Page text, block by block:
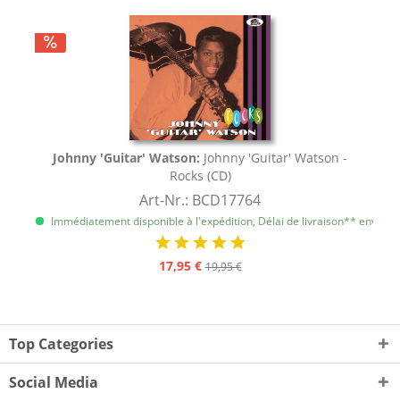
Johnny 'Guitar' Watson: Johnny 'Guitar' Watson -
Rocks (CD)
Art-Nr.: BCD17764
Immédiatement disponible à l'expédition, Délai de livraison** env. 1
17,95 € 19,95 €
Top Categories
Social Media